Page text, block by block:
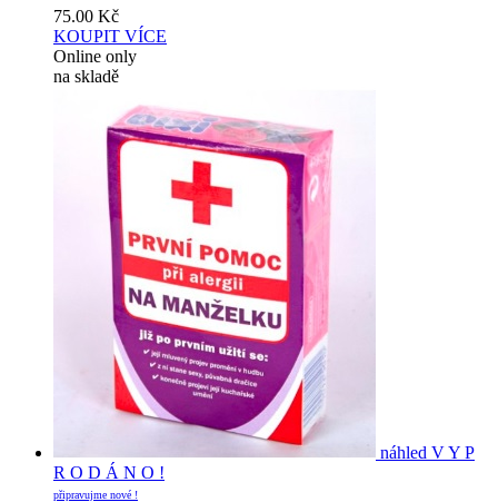
75.00 Kč
KOUPIT VÍCE
Online only
na skladě
náhled V Y P
R O D Á N O !
připravujme nové !